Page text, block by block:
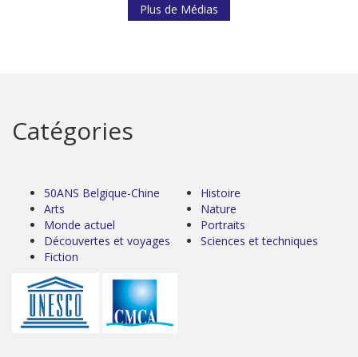
Plus de Médias
Catégories
50ANS Belgique-Chine
Arts
Monde actuel
Découvertes et voyages
Fiction
Histoire
Nature
Portraits
Sciences et techniques